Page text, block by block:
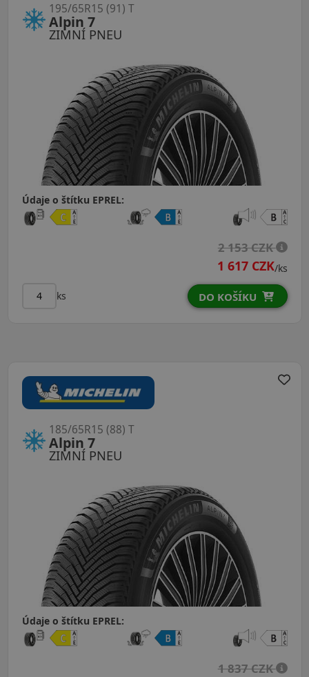
ZIMNÍ PNEU
Alpin 7
195/65R15 (91) T
Údaje o štítku EPREL:
2 153 CZK
1 617 CZK/ks
ks DO KOŠÍKU
ZIMNÍ PNEU
Alpin 7
185/65R15 (88) T
Údaje o štítku EPREL:
1 837 CZK